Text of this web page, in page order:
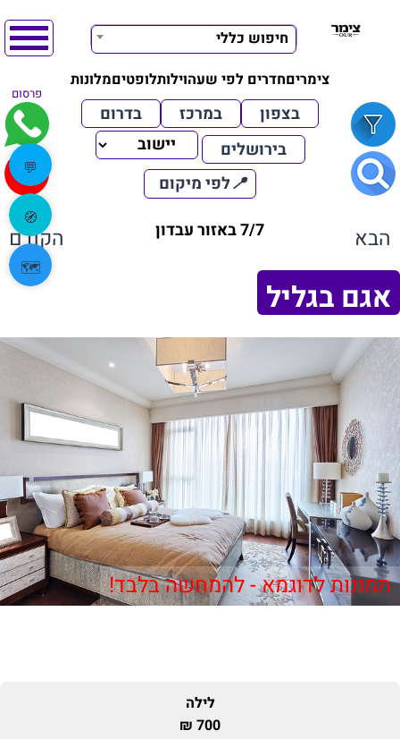
חיפוש כללי
צימריםחדרים לפי שעהוילותלופטיםמלונות
פרסום
בצפון במרכז
בדרום
בירושלים
📍לפי מיקום
הבא 7/7 באזור עבדון הקודם
אגם בגליל
תמונות לדוגמא - להמחשה בלבד!
לילה
700 ₪
💬
🧭
🗺️